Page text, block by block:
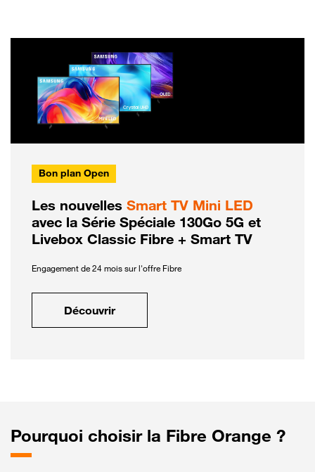
Bon plan Open
Les nouvelles Smart TV Mini LED
avec la Série Spéciale 130Go 5G et
Livebox Classic Fibre + Smart TV
Engagement de 24 mois sur l'offre Fibre
Découvrir
Pourquoi choisir la Fibre Orange ?